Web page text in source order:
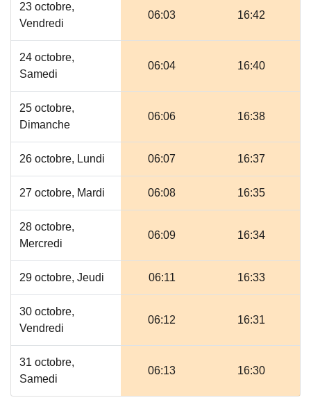
23 octobre,
Vendredi
06:03 16:42
24 octobre,
Samedi
06:04 16:40
25 octobre,
Dimanche
06:06 16:38
26 octobre, Lundi 06:07 16:37
27 octobre, Mardi 06:08 16:35
28 octobre,
Mercredi
06:09 16:34
29 octobre, Jeudi 06:11 16:33
30 octobre,
Vendredi
06:12 16:31
31 octobre,
Samedi
06:13 16:30